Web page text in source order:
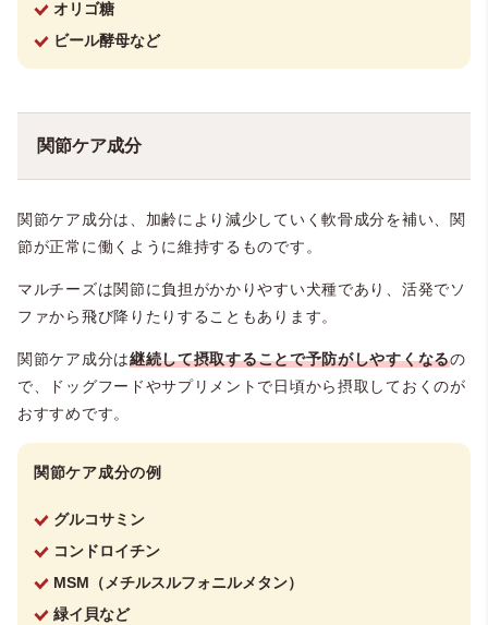
オリゴ糖
ビール酵母など
関節ケア成分
関節ケア成分は、加齢により減少していく軟骨成分を補い、関
節が正常に働くように維持するものです。
マルチーズは関節に負担がかかりやすい犬種であり、活発でソ
ファから飛び降りたりすることもあります。
関節ケア成分は継続して摂取することで予防がしやすくなるの
で、ドッグフードやサプリメントで日頃から摂取しておくのが
おすすめです。
関節ケア成分の例
グルコサミン
コンドロイチン
MSM（メチルスルフォニルメタン）
緑イ貝など